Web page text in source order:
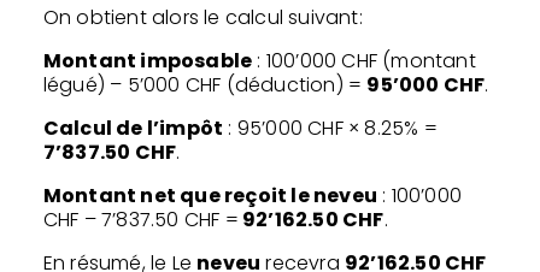
On obtient alors le calcul suivant:
Montant imposable : 100’000 CHF (montant
légué) – 5’000 CHF (déduction) = 95’000 CHF.
Calcul de l’impôt : 95’000 CHF × 8.25% =
7’837.50 CHF.
Montant net que reçoit le neveu : 100’000
CHF – 7’837.50 CHF = 92’162.50 CHF.
En résumé, le Le neveu recevra 92’162.50 CHF